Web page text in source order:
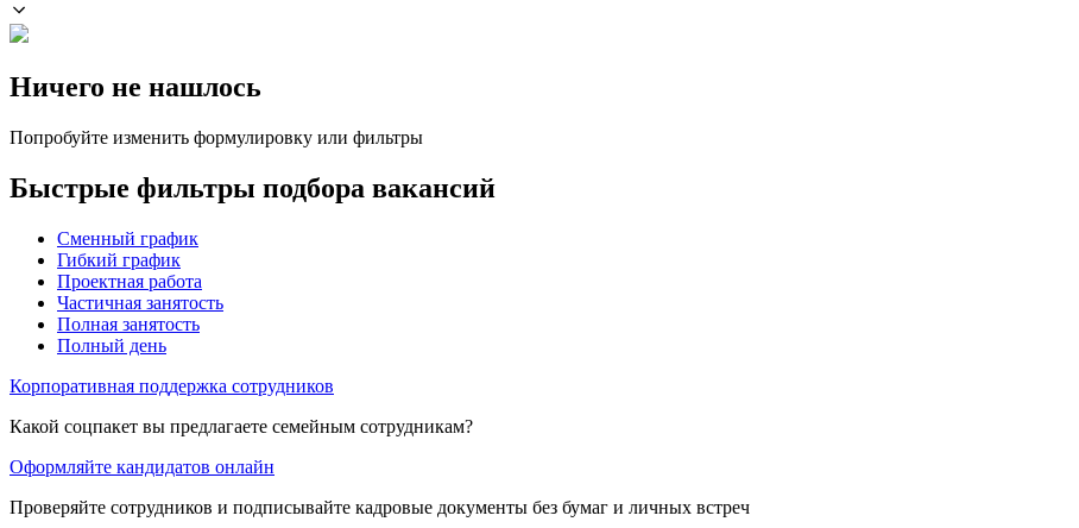
Ничего не нашлось
Попробуйте изменить формулировку или фильтры
Быстрые фильтры подбора вакансий
Сменный график
Гибкий график
Проектная работа
Частичная занятость
Полная занятость
Полный день
Корпоративная поддержка сотрудников
Какой соцпакет вы предлагаете семейным сотрудникам?
Оформляйте кандидатов онлайн
Проверяйте сотрудников и подписывайте кадровые документы без бумаг и личных встреч